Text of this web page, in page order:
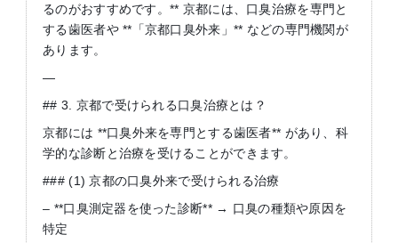
るのがおすすめです。** 京都には、口臭治療を専門と
する歯医者や **「京都口臭外来」** などの専門機関が
あります。
—
## 3. 京都で受けられる口臭治療とは？
京都には **口臭外来を専門とする歯医者** があり、科
学的な診断と治療を受けることができます。
### (1) 京都の口臭外来で受けられる治療
– **口臭測定器を使った診断** → 口臭の種類や原因を
特定